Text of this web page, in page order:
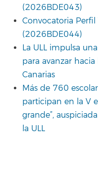
(2026BDE043)
Convocatoria
(2026BDE044)
La ULL impulsa
para avanzar
Canarias
Más de 760
participan en la V
grande”,
la ULL